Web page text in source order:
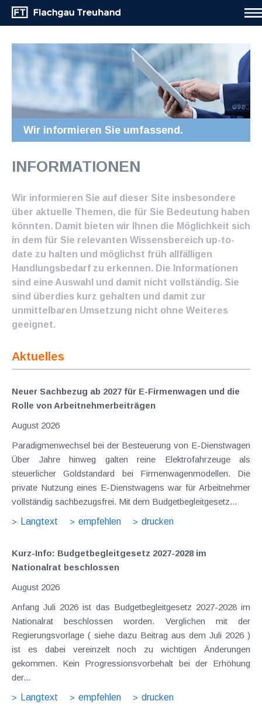
Wir informieren Sie umfassend.
INFORMATIONEN
Wir informieren Sie auf dieser Site insbesondere
über aktuelle Themen, die für Sie Bedeutung haben
könnten. Damit bieten wir Ihnen die Möglichkeit sich
in dem für Sie relevanten Wissensbereich up-to-
date zu halten und möglichst früh allfälligen
Handlungsbedarf zu erkennen. Die Informationen
sind eine Auswahl und damit nicht vollständig. Sie
sind überdies kurz gehalten und damit zur
unmittelbaren Umsetzung nicht ohne Weiteres
geeignet.
Aktuelles
Neuer Sachbezug ab 2027 für E-Firmenwagen und die
Rolle von Arbeitnehmer​­beiträgen
August 2026
Paradigmenwechsel bei der Besteuerung von E-Dienstwagen
Über Jahre hinweg galten reine Elektrofahrzeuge als
steuerlicher Goldstandard bei Firmenwagenmodellen. Die
private Nutzung eines E-Dienstwagens war für Arbeitnehmer
vollständig sachbezugsfrei. Mit dem Budgetbegleitgesetz...
Langtext
empfehlen drucken
Kurz-Info: Budgetbegleitgesetz 2027-2028 im
Nationalrat beschlossen
August 2026
Anfang Juli 2026 ist das Budgetbegleitgesetz 2027-2028 im
Nationalrat beschlossen worden. Verglichen mit der
Regierungsvorlage ( siehe dazu Beitrag aus dem Juli 2026 )
ist es dabei vereinzelt noch zu wichtigen Änderungen
gekommen. Kein Progressionsvorbehalt bei der Erhöhung
der...
Langtext
empfehlen drucken